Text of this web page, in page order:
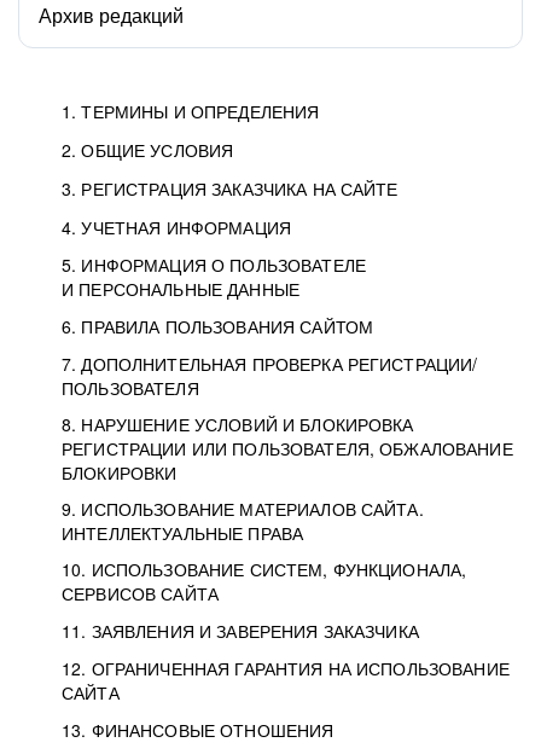
1. ТЕРМИНЫ И ОПРЕДЕЛЕНИЯ
2. ОБЩИЕ УСЛОВИЯ
3. РЕГИСТРАЦИЯ ЗАКАЗЧИКА НА САЙТЕ
4. УЧЕТНАЯ ИНФОРМАЦИЯ
5. ИНФОРМАЦИЯ О ПОЛЬЗОВАТЕЛЕ
И ПЕРСОНАЛЬНЫЕ ДАННЫЕ
6. ПРАВИЛА ПОЛЬЗОВАНИЯ САЙТОМ
7. ДОПОЛНИТЕЛЬНАЯ ПРОВЕРКА РЕГИСТРАЦИИ/
ПОЛЬЗОВАТЕЛЯ
8. НАРУШЕНИЕ УСЛОВИЙ И БЛОКИРОВКА
РЕГИСТРАЦИИ ИЛИ ПОЛЬЗОВАТЕЛЯ, ОБЖАЛОВАНИЕ
БЛОКИРОВКИ
9. ИСПОЛЬЗОВАНИЕ МАТЕРИАЛОВ САЙТА.
ИНТЕЛЛЕКТУАЛЬНЫЕ ПРАВА
10. ИСПОЛЬЗОВАНИЕ СИСТЕМ, ФУНКЦИОНАЛА,
СЕРВИСОВ САЙТА
11. ЗАЯВЛЕНИЯ И ЗАВЕРЕНИЯ ЗАКАЗЧИКА
12. ОГРАНИЧЕННАЯ ГАРАНТИЯ НА ИСПОЛЬЗОВАНИЕ
САЙТА
13. ФИНАНСОВЫЕ ОТНОШЕНИЯ
Архив редакций